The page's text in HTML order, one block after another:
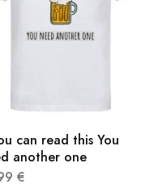
can read this You
another one
€